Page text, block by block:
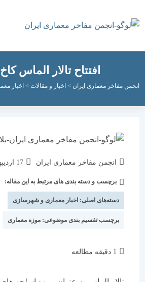
افتتاح تالار الماس کاخ
مفاخر معماری ایران > اخبار و مقالات>اخبار معماری و
انجمن مفاخر معماری ایران
نوشته
شده
است:
17 اردیبهشت 1401
برچسب و دسته بندی های مرتبط به این مقاله:
دسته‌های اصلی:اخبار معماری و شهرسازی
برچسب تقسیم بندی موضوعی:موزه معماری